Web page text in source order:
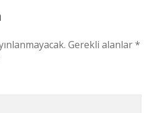
Gerekli alanlar*